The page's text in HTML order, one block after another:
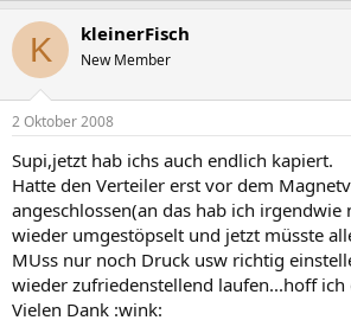
K kleinerFisch
New Member
2 Oktober 2008
Supi,jetzt hab ichs auch endlich kapiert.
Hatte den Verteiler erst vor dem
angeschlossen(an das hab ich irgendwie
wieder umgestöpselt und jetzt müsste
MUss nur noch Druck usw richtig
wieder zufriedenstellend laufen...hoff ich
Vielen Dank :wink: